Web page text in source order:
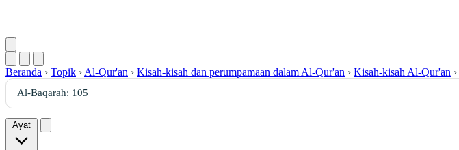
Beranda › Topik › Al-Qur'an › Kisah-kisah dan perumpamaan dalam Al-Qur'an › Kisah-kisah Al-Qur'an ›
Ayat